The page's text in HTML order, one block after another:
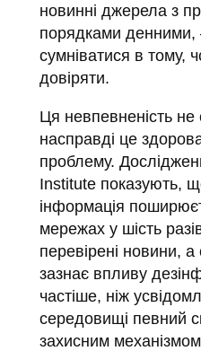
новинні джерела з
порядками
сумніватися в тому,
довіряти.
Ця невпевненість
насправді це
проблему.
Institute показують,
інформація
мережах у шість
перевірені новини,
зазнає впливу
частіше, ніж
середовищі певний
захисним